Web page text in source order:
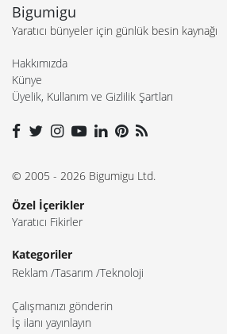
Bigumigu
Yaratıcı bünyeler için günlük besin kaynağı
Hakkımızda
Künye
Üyelik, Kullanım ve Gizlilik Şartları
© 2005 - 2026 Bigumigu Ltd.
Özel İçerikler
Yaratıcı Fikirler
Kategoriler
Reklam Tasarım Teknoloji
Çalışmanızı gönderin
İş ilanı yayınlayın